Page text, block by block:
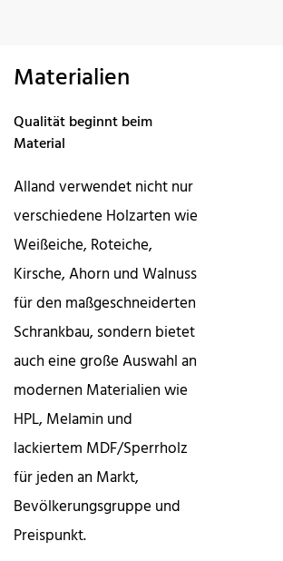
Materialien
Qualität beginnt beim
Material
Alland verwendet nicht nur
verschiedene Holzarten wie
Weißeiche, Roteiche,
Kirsche, Ahorn und Walnuss
für den maßgeschneiderten
Schrankbau, sondern bietet
auch eine große Auswahl an
modernen Materialien wie
HPL, Melamin und
lackiertem MDF/Sperrholz
für jeden an Markt,
Bevölkerungsgruppe und
Preispunkt.